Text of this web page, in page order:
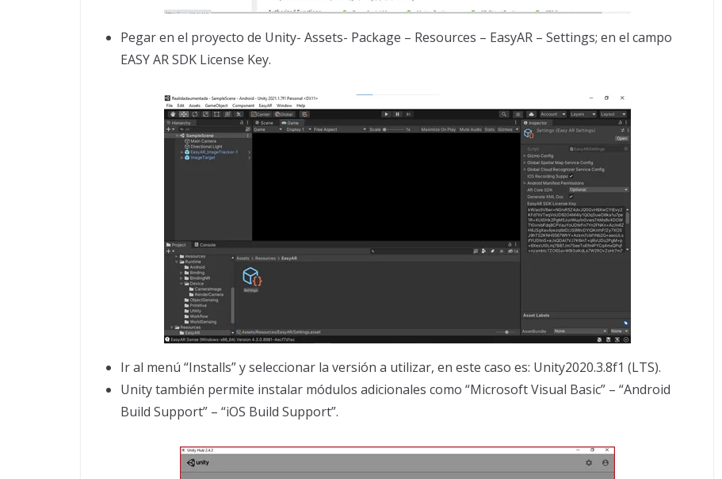
Pegar en el proyecto de Unity- Assets- Package – Resources – EasyAR – Settings; en el campo
EASY AR SDK License Key.
Ir al menú “Installs” y seleccionar la versión a utilizar, en este caso es: Unity2020.3.8f1 (LTS).
Unity también permite instalar módulos adicionales como “Microsoft Visual Basic” – “Android
Build Support” – “iOS Build Support”.